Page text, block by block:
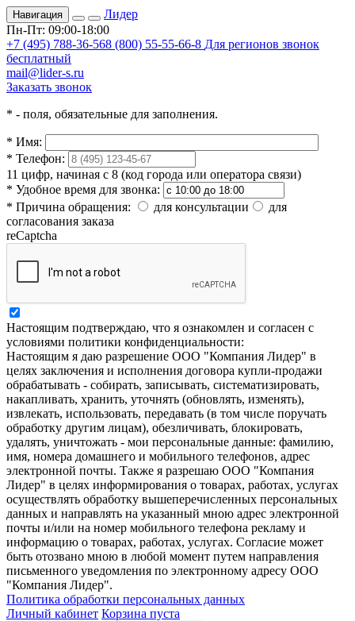
Навигация
Лидер
Пн-Пт: 09:00-18:00
+7 (495) 788-36-568 (800) 55-55-66-8 Для регионов звонок
бесплатный
mail@lider-s.ru
Заказать звонок
* - поля, обязательные для заполнения.
* Имя:
* Телефон:
11 цифр, начиная с 8 (код города или оператора связи)
* Удобное время для звонка:
* Причина обращения: для консультации
для
согласования заказа
reCaptcha
Настоящим подтверждаю, что я ознакомлен и согласен с
условиями политики конфиденциальности:
Настоящим я даю разрешение ООО "Компания Лидер" в
целях заключения и исполнения договора купли-продажи
обрабатывать - собирать, записывать, систематизировать,
накапливать, хранить, уточнять (обновлять, изменять),
извлекать, использовать, передавать (в том числе поручать
обработку другим лицам), обезличивать, блокировать,
удалять, уничтожать - мои персональные данные: фамилию,
имя, номера домашнего и мобильного телефонов, адрес
электронной почты. Также я разрешаю ООО "Компания
Лидер" в целях информирования о товарах, работах, услугах
осуществлять обработку вышеперечисленных персональных
данных и направлять на указанный мною адрес электронной
почты и/или на номер мобильного телефона рекламу и
информацию о товарах, работах, услугах. Согласие может
быть отозвано мною в любой момент путем направления
письменного уведомления по электронному адресу ООО
"Компания Лидер".
Политика обработки персональных данных
Личный кабинет Корзина пуста